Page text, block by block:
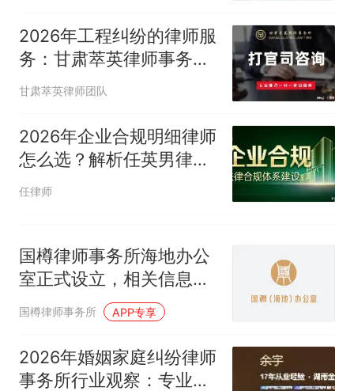
人生
2026年工程纠纷的律师服
务：甘肃萃英律师事务所
建设工程要点
甘肃萃英律师团队
2026年企业合规明细律师
怎么选？解析任英男律师
的办案要点
任律师
国樽律师事务所海地办公
室正式设立，相关信息公
布
国樽律师事务所 APP专享
2026年婚姻家庭纠纷律师
事务所行业观察：专业能